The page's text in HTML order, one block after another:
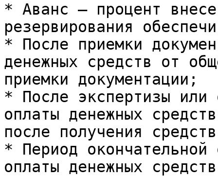
* Аванс – процент
резервирования
* После приемки
денежных средств от
приемки документации;
* После экспертизы или
оплаты денежных
после получения
* Период окончательной
оплаты денежных